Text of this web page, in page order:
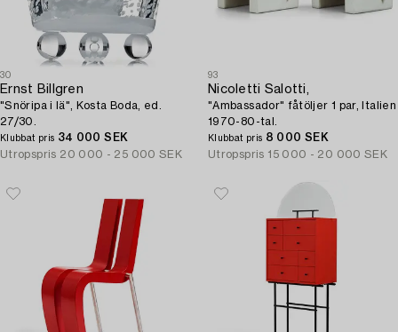
30
Ernst Billgren
"Snöripa i lä", Kosta Boda, ed.
27/30.
Klubbat pris 34 000 SEK
Utropspris 20 000 - 25 000 SEK
93
Nicoletti Salotti,
"Ambassador" fåtöljer 1 par, Italien
1970-80-tal.
Klubbat pris 8 000 SEK
Utropspris 15 000 - 20 000 SEK